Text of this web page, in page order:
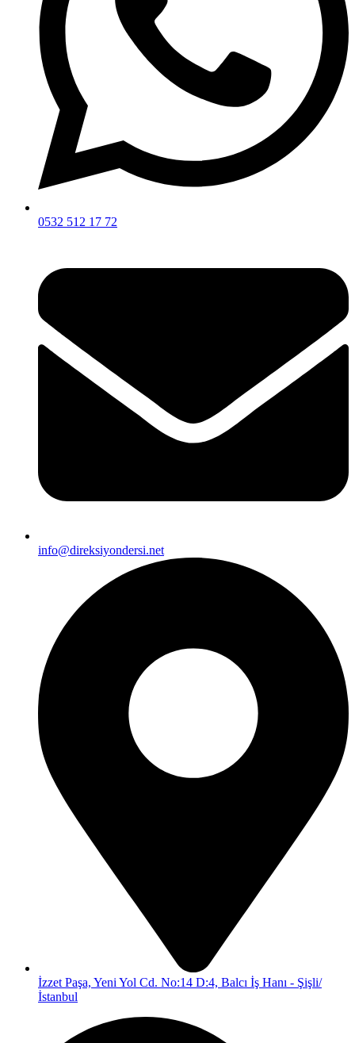
0532 512 17 72
info@direksiyondersi.net
İzzet Paşa, Yeni Yol Cd. No:14 D:4, Balcı İş Hanı - Şişli/
İstanbul